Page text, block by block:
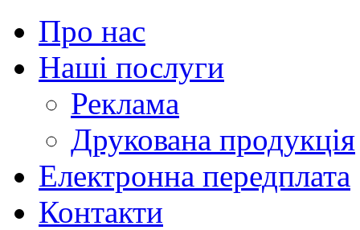
Про нас
Наші послуги
Реклама
Друкована продукція
Електронна передплата
Контакти